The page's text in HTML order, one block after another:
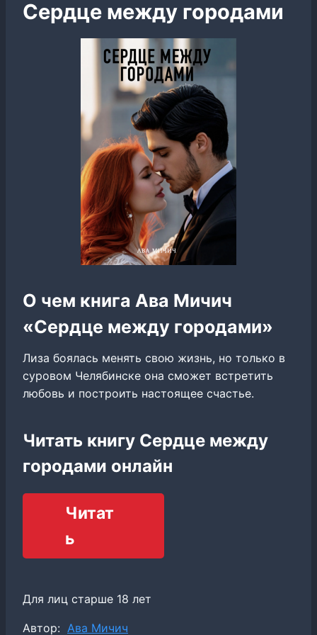
Сердце между городами
О чем книга Ава Мичич
«Сердце между городами»
Лиза боялась менять свою жизнь, но только в
суровом Челябинске она сможет встретить
любовь и построить настоящее счастье.
Читать книгу Сердце между
городами онлайн
Читат
ь
Для лиц старше 18 лет
Метки
Автор: Ава Мичич